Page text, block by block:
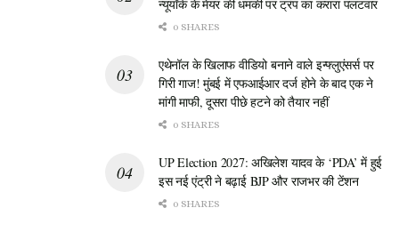
निर्जला एकादशी सिर्फ भूखे-प्यासे रहने का नाम नहीं है, बल्कि यह हमारे मन
जब हमें पानी की अहमियत समझ आती है, तो हमें दूसरों को भी जल पिलाने का
पुण्य कमाना चाहिए। अगर आप सेहत से फिट हैं, तो इस व्रत को जरूर करें।
भगवान विष्णु आप सभी की मनोकामनाएं पूरी करें!
न्यूयॉर्क के मेयर की धमकी पर ट्रंप का करारा पलटवार
0 SHARES
एथेनॉल के खिलाफ वीडियो बनाने वाले इन्फ्लुएंसर्स पर
गिरी गाज! मुंबई में एफआईआर दर्ज होने के बाद एक ने
मांगी माफी, दूसरा पीछे हटने को तैयार नहीं
0 SHARES
UP Election 2027: अखिलेश यादव के ‘PDA’ में हुई
इस नई एंट्री ने बढ़ाई BJP और राजभर की टेंशन
0 SHARES